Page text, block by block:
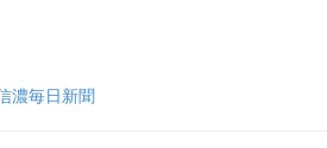
濃毎日新聞